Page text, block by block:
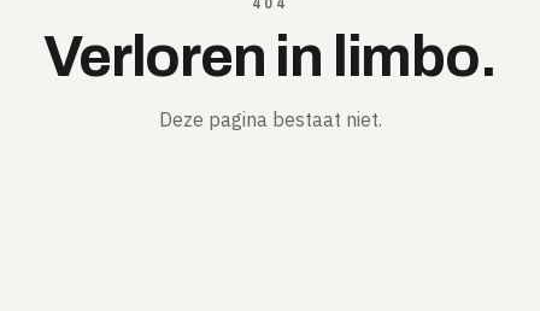
404
Verloren in limbo.
Deze pagina bestaat niet.